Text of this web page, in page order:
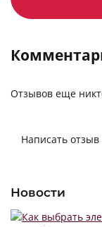
Отзывов еще
Написать отзыв
Новости